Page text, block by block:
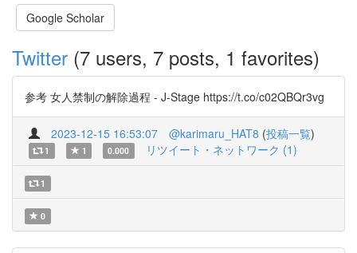
Google Scholar
Twitter (7 users, 7 posts, 1 favorites)
参考 女人禁制の解除過程 - J-Stage https://t.co/c02QBQr3vg
2023-12-15 16:53:07 @karimaru_HAT8 (投稿一覧)
1 1 0.000 リツイート・ネットワーク (1)
1
0